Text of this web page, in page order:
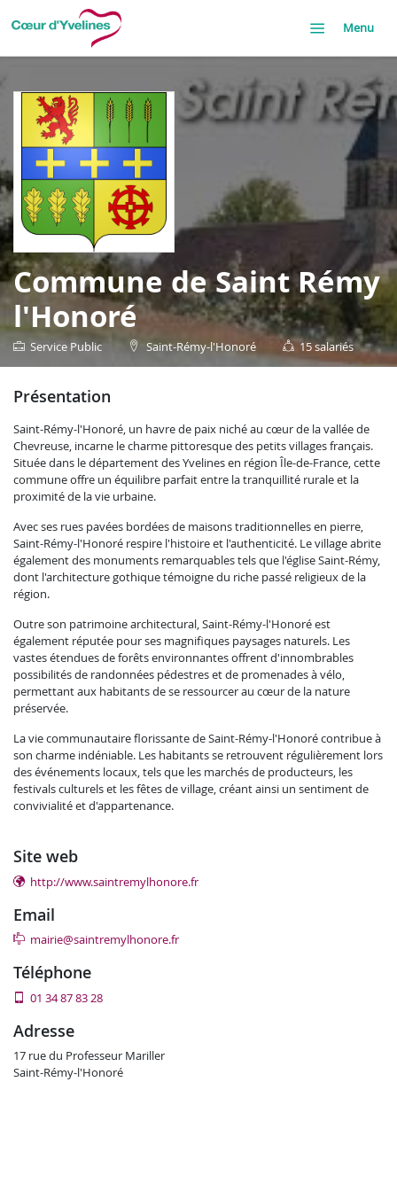
Menu
Commune de Saint Rémy
l'Honoré
Service Public Saint-Rémy-l'Honoré 15 salariés
présentation
Saint-Rémy-l'Honoré, un havre de paix niché au cœur de la vallée de
Chevreuse, incarne le charme pittoresque des petits villages français.
Située dans le département des Yvelines en région Île-de-France, cette
commune offre un équilibre parfait entre la tranquillité rurale et la
proximité de la vie urbaine.
Avec ses rues pavées bordées de maisons traditionnelles en pierre,
Saint-Rémy-l'Honoré respire l'histoire et l'authenticité. Le village abrite
également des monuments remarquables tels que l'église Saint-Rémy,
dont l'architecture gothique témoigne du riche passé religieux de la
région.
Outre son patrimoine architectural, Saint-Rémy-l'Honoré est
également réputée pour ses magnifiques paysages naturels. Les
vastes étendues de forêts environnantes offrent d'innombrables
possibilités de randonnées pédestres et de promenades à vélo,
permettant aux habitants de se ressourcer au cœur de la nature
préservée.
La vie communautaire florissante de Saint-Rémy-l'Honoré contribue à
son charme indéniable. Les habitants se retrouvent régulièrement lors
des événements locaux, tels que les marchés de producteurs, les
festivals culturels et les fêtes de village, créant ainsi un sentiment de
convivialité et d'appartenance.
site web
http://www.saintremylhonore.fr
email
mairie@saintremylhonore.fr
téléphone
01 34 87 83 28
adresse
17 rue du Professeur Mariller
Saint-Rémy-l'Honoré